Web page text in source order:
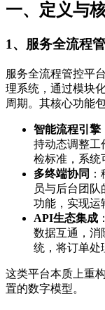
一、定义与
1、服务全流程
服务全流程管控平
理系统，通过模块
周期。其核心功能包
智能流程引擎
持动态调整工
检标准，系统
多终端协同
员与后台团
功能，实现运
API生态集成
数据互通，消
统，将订单处
这类平台本质上重
置的数字模型。